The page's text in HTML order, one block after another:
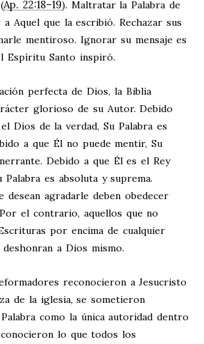
Ap. 22:18–19). Maltratar la Palabra de
Aquel que la escribió. Rechazar sus
mentiroso. Ignorar su mensaje es
Espíritu Santo inspiró.
perfecta de Dios, la Biblia
glorioso de su Autor. Debido
Dios de la verdad, Su Palabra es
a que Él no puede mentir, Su
Debido a que Él es el Rey
Palabra es absoluta y suprema.
desean agradarle deben obedecer
el contrario, aquellos que no
por encima de cualquier
a Dios mismo.
reconocieron a Jesucristo
de la iglesia, se sometieron
como la única autoridad dentro
lo que todos los